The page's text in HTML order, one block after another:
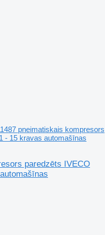
pneimatiskais kompresors
- 15 kravas automašīnas
paredzēts IVECO